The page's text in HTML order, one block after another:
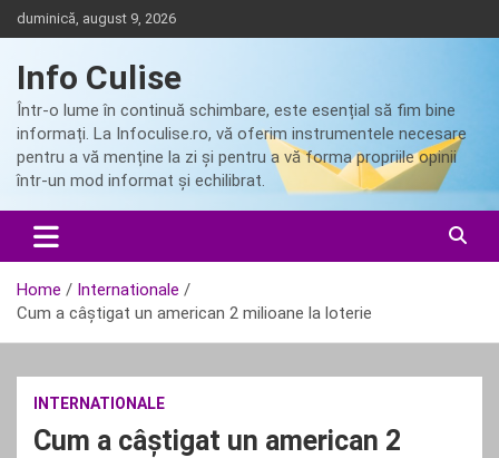
Skip
to
duminică, august 9, 2026
Info Culise
Într-o lume în continuă schimbare, este esențial să fim bine
informați. La Infoculise.ro, vă oferim instrumentele necesare
pentru a vă menține la zi și pentru a vă forma propriile opinii
într-un mod informat și echilibrat.
Home
Internationale
Cum a câștigat un american 2 milioane la loterie
INTERNATIONALE
Cum a câștigat un american 2